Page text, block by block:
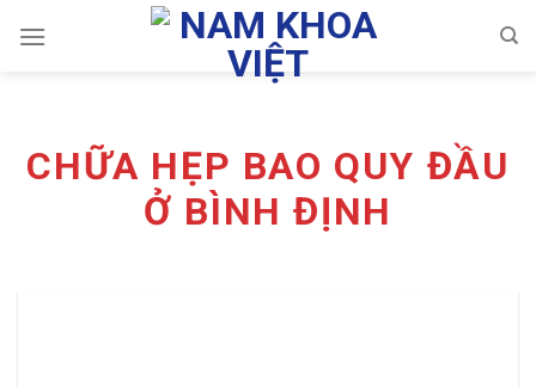
CHỮA HẸP BAO QUY ĐẦU
Ở BÌNH ĐỊNH